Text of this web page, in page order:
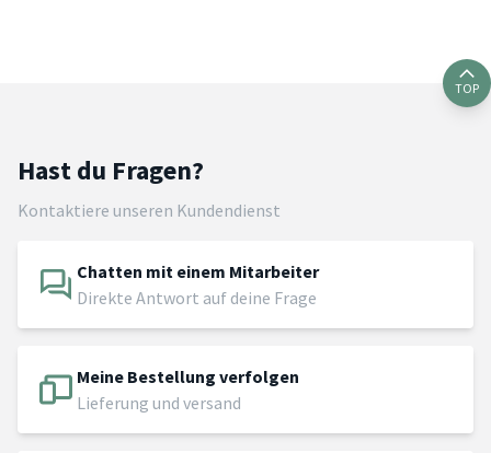
TOP
Hast du Fragen?
Kontaktiere unseren Kundendienst
Chatten mit einem Mitarbeiter
Direkte Antwort auf deine Frage
Meine Bestellung verfolgen
Lieferung und versand